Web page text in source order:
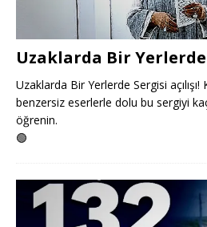
Uzaklarda Bir Yerlerde
Uzaklarda Bir Yerlerde Sergisi
benzersiz eserlerle dolu bu sergiyi
öğrenin.
🟢